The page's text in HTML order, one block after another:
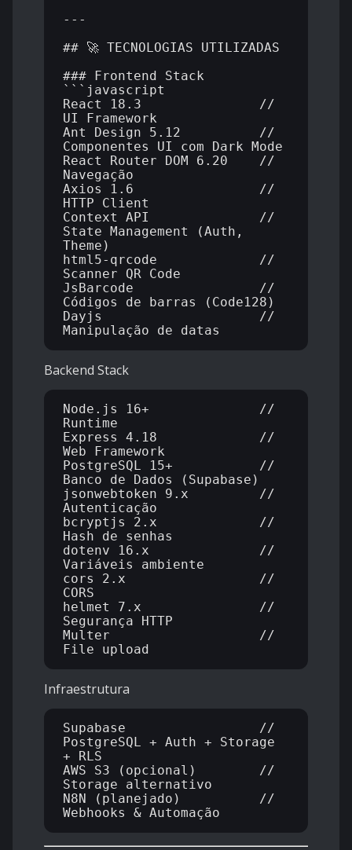
---
## 🚀 TECNOLOGIAS UTILIZADAS
### Frontend Stack
```javascript
React 18.3               //
UI Framework
Ant Design 5.12          //
Componentes UI com Dark Mode
React Router DOM 6.20    //
Navegação
Axios 1.6                //
HTTP Client
Context API              //
State Management (Auth,
Theme)
html5-qrcode             //
Scanner QR Code
JsBarcode                //
Códigos de barras (Code128)
Dayjs                    //
Backend Stack
Node.js 16+              //
Runtime
Express 4.18             //
Web Framework
PostgreSQL 15+           //
Banco de Dados (Supabase)
jsonwebtoken 9.x         //
Autenticação
bcryptjs 2.x             //
Hash de senhas
dotenv 16.x              //
Variáveis ambiente
cors 2.x                 //
CORS
helmet 7.x               //
Segurança HTTP
Multer                   //
Infraestrutura
Supabase                 //
PostgreSQL + Auth + Storage
+ RLS
AWS S3 (opcional)        //
Storage alternativo
N8N (planejado)          //